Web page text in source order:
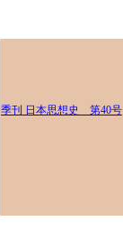
季刊 日本思想史 第40号